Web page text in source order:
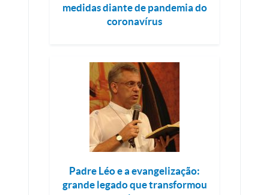
medidas diante de pandemia do
coronavírus
Padre Léo e a evangelização:
grande legado que transformou